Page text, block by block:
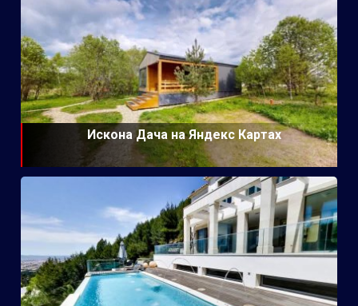
Искона Дача на Яндекс Картах